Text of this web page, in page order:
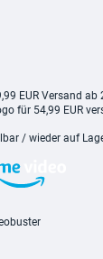
EUR Versand ab
für 54,99 EUR
/ wieder auf